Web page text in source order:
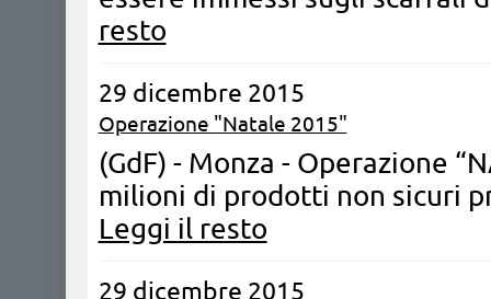
resto
29 dicembre 2015
Operazione "Natale 2015"
(GdF) - Monza - Operazione
milioni di prodotti non sicuri
Leggi il resto
29 dicembre 2015